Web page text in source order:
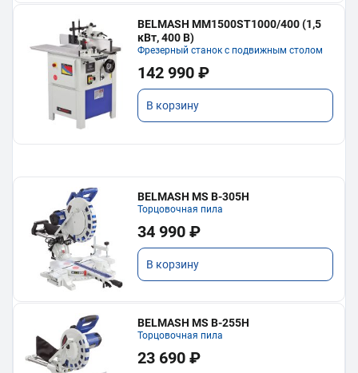
BELMASH MM1500ST1000/400 (1,5
кВт, 400 В)
Фрезерный станок с подвижным столом
142 990 ₽
В корзину
BELMASH MS B-305H
Торцовочная пила
34 990 ₽
В корзину
BELMASH MS B-255H
Торцовочная пила
23 690 ₽